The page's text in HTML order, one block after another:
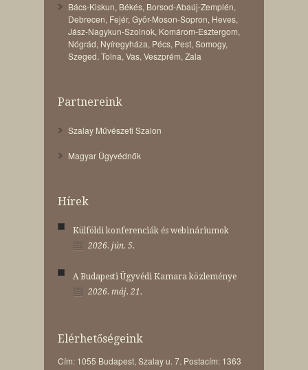
Bács-Kiskun, Békés, Borsod-Abaúj-Zemplén,
Debrecen, Fejér, Gyõr-Moson-Sopron, Heves,
Jász-Nagykun-Szolnok, Komárom-Esztergom,
Nógrád, Nyíregyháza, Pécs, Pest, Somogy,
Szeged, Tolna, Vas, Veszprém, Zala
Partnereink
Szalay Művészeti Szalon
Magyar Ügyvédnők
Hírek
Külföldi konferenciák és webináriumok
2026. jún. 5.
A Budapesti Ügyvédi Kamara közleménye
2026. máj. 21.
Elérhetőségeink
Cím: 1055 Budapest, Szalay u. 7. Postacím: 1363